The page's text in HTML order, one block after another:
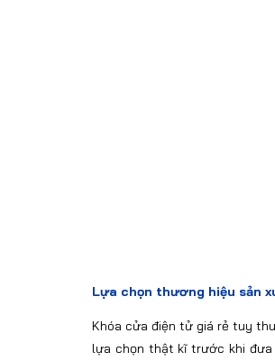
Lựa chọn thương hiệu sản
Khóa cửa điện tử giá rẻ tuy
lựa chọn thật kĩ trước khi đưa